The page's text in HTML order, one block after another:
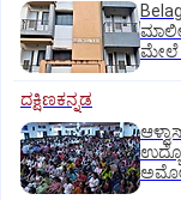
ಮೇಲೆ
ದಕ್ಷಿಣಕನ್ನಡ